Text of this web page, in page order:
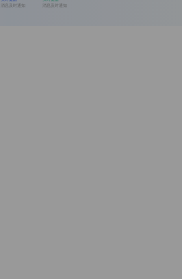
消息及时通知
消息及时通知